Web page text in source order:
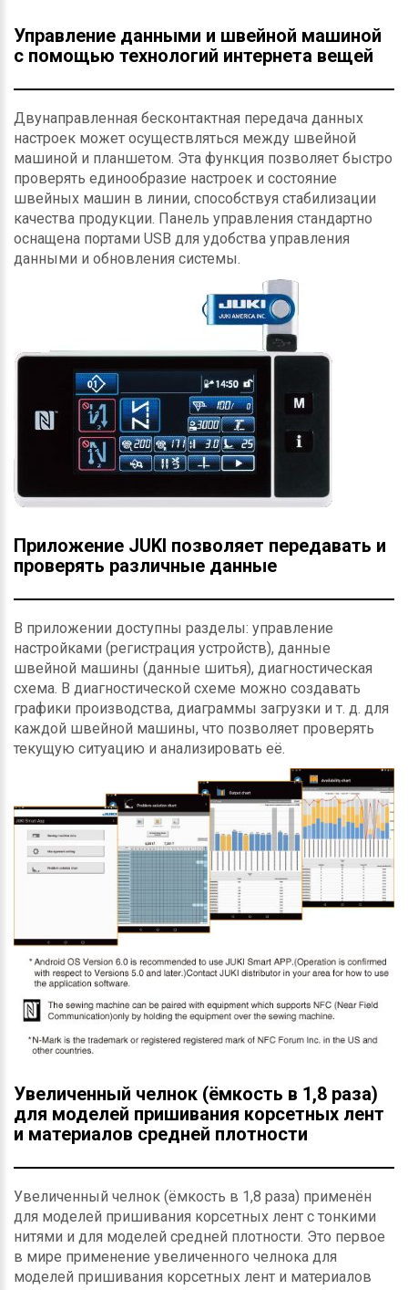
Управление данными и швейной машиной
с помощью технологий интернета вещей
Двунаправленная бесконтактная передача данных
настроек может осуществляться между швейной
машиной и планшетом. Эта функция позволяет быстро
проверять единообразие настроек и состояние
швейных машин в линии, способствуя стабилизации
качества продукции. Панель управления стандартно
оснащена портами USB для удобства управления
данными и обновления системы.
Приложение JUKI позволяет передавать и
проверять различные данные
В приложении доступны разделы: управление
настройками (регистрация устройств), данные
швейной машины (данные шитья), диагностическая
схема. В диагностической схеме можно создавать
графики производства, диаграммы загрузки и т. д. для
каждой швейной машины, что позволяет проверять
текущую ситуацию и анализировать её.
Увеличенный челнок (ёмкость в 1,8 раза)
для моделей пришивания корсетных лент
и материалов средней плотности
Увеличенный челнок (ёмкость в 1,8 раза) применён
для моделей пришивания корсетных лент с тонкими
нитями и для моделей средней плотности. Это первое
в мире применение увеличенного челнока для
моделей пришивания корсетных лент и материалов